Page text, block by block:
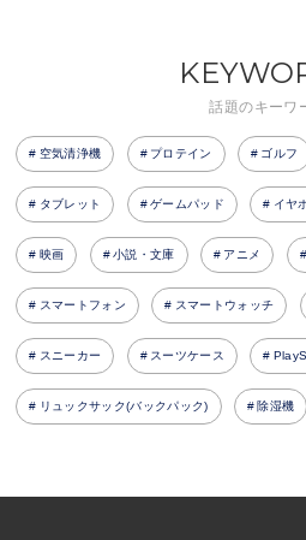
話題のキーワ
空気清浄機 プロテイン ゴルフ
タブレット ゲームパッド イヤ
映画 小説・文庫 アニメ
スマートフォン スマートウォッチ
スニーカー スーツケース
リュックサック(バックパック) 除湿機